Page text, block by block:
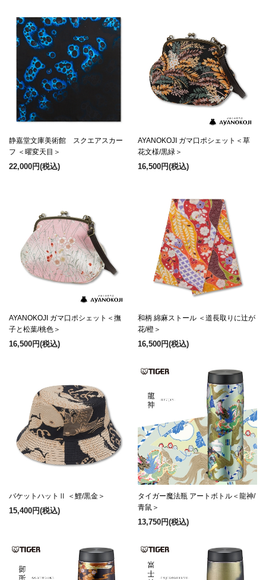
静嘉堂文庫美術館 スクエアスカー
フ ＜曜変天目＞
22,000円(税込)
AYANOKOJI ガマ口ポシェット＜草
花文様/黒緑＞
16,500円(税込)
AYANOKOJI ガマ口ポシェット＜撫
子と松葉/桃色＞
16,500円(税込)
和柄 綿麻ストール ＜道長取りに辻が
花/橙＞
16,500円(税込)
バケットハットⅡ ＜鯉/黒金＞
15,400円(税込)
タイガー魔法瓶 アートボトル＜龍神/
青鼠＞
13,750円(税込)